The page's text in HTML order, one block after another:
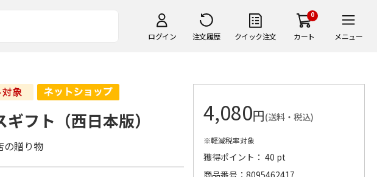
ログイン 注文履歴 クイック注文
0
カート メニュー
フト（西日本版）
贈り物
4,080円(送料・税込)
※軽減税率対象
獲得ポイント： 40 pt
商品番号
8095462417